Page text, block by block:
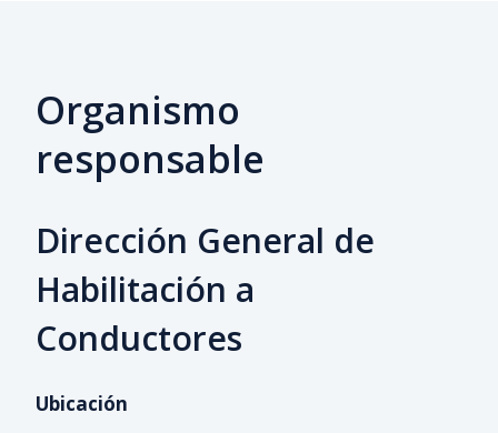
Organismo
responsable
Dirección General de
Habilitación a
Conductores
Ubicación